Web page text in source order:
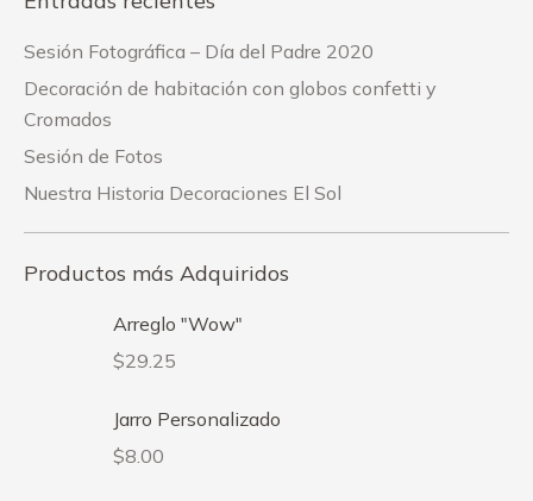
Sesión Fotográfica – Día del Padre 2020
Decoración de habitación con globos confetti y
Cromados
Sesión de Fotos
Nuestra Historia Decoraciones El Sol
Productos más Adquiridos
Arreglo "Wow"
$29.25
Jarro Personalizado
$8.00